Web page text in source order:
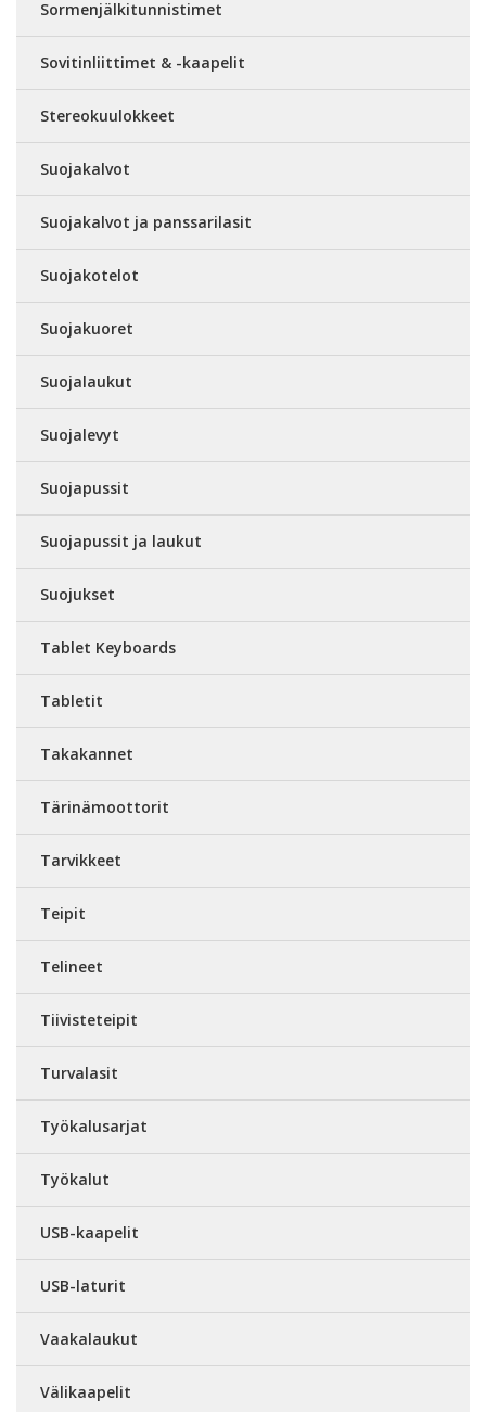
Sormenjälkitunnistimet
Sovitinliittimet & -kaapelit
Stereokuulokkeet
Suojakalvot
Suojakalvot ja panssarilasit
Suojakotelot
Suojakuoret
Suojalaukut
Suojalevyt
Suojapussit
Suojapussit ja laukut
Suojukset
Tablet Keyboards
Tabletit
Takakannet
Tärinämoottorit
Tarvikkeet
Teipit
Telineet
Tiivisteteipit
Turvalasit
Työkalusarjat
Työkalut
USB-kaapelit
USB-laturit
Vaakalaukut
Välikaapelit